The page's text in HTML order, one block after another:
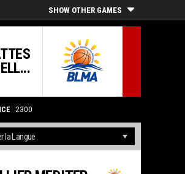
SHOW OTHER GAMES
2300